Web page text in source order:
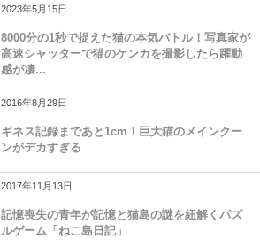
2023年5月15日
8000分の1秒で捉えた猫の本気バトル！写真家が
高速シャッターで猫のケンカを撮影したら躍動
感が凄...
2016年8月29日
ギネス記録まであと1cm！巨大猫のメインクー
ンがデカすぎる
2017年11月13日
記憶喪失の青年が記憶と猫島の謎を紐解くパズ
ルゲーム「ねこ島日記」